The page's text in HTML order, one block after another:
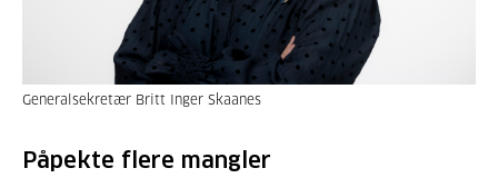
Generalsekretær Britt Inger Skaanes
Påpekte flere mangler